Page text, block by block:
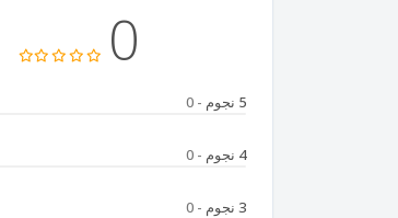
0
5 نجوم - 0
4 نجوم - 0
3 نجوم - 0